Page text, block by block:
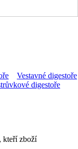
Vestavné digestoře
digestoře
kteří zboží